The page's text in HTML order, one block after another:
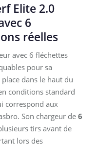
Elite 2.0
6
réelles
avec 6 fléchettes
pour sa
dans le haut du
conditions standard
correspond aux
Son chargeur de 6
tirs avant de
lors des